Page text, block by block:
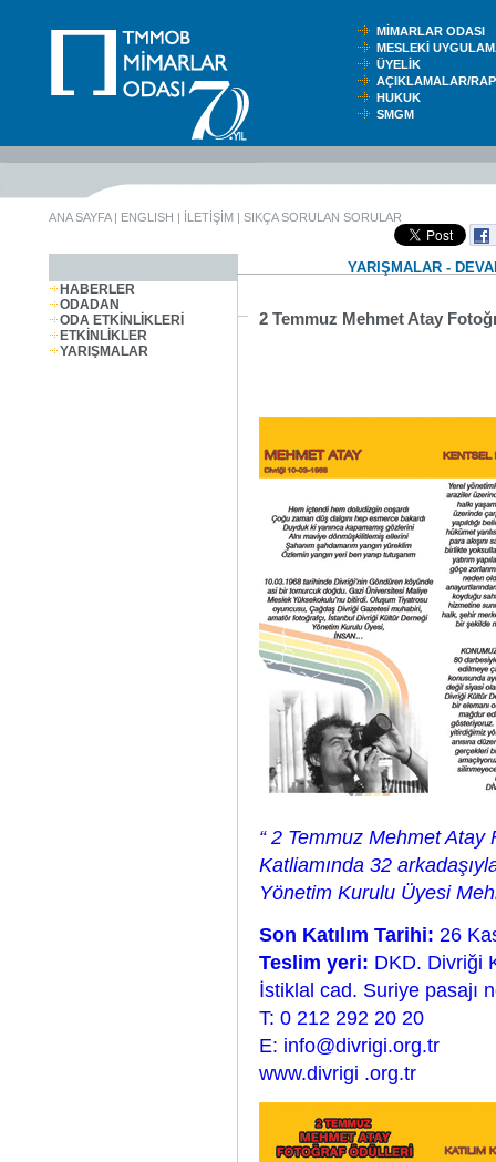
MİMARLAR ODASI
MESLEKİ
ÜYELİK
AÇIKLAMALAR/
HUKUK
SMGM
ANA SAYFA| ENGLISH | İLETİŞİM | SIKÇA SORULAN SORULAR
HABERLER
ODADAN
ODA ETKİNLİKLERİ
ETKİNLİKLER
YARIŞMALAR
YARIŞMALAR -
2 Temmuz Mehmet Atay
“ 2 Temmuz Mehmet Atay
Katliamında 32
Yönetim Kurulu Üyesi
Son Katılım Tarihi: 26
Teslim yeri: DKD. Divriği
İstiklal cad. Suriye pasajı
T: 0 212 292 20 20
E: info@divrigi.org.tr
www.divrigi .org.tr